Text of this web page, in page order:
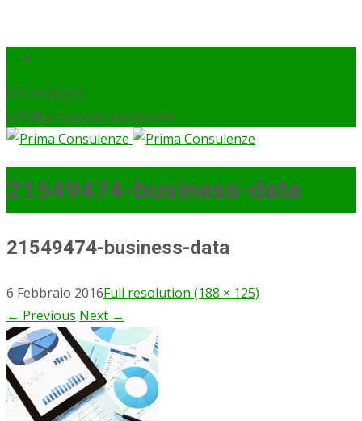
075 9920290
info@primaconsulenze.com
21549474-business-data
21549474-business-data
6 Febbraio 2016Full resolution (188 × 125)
← Previous Next →